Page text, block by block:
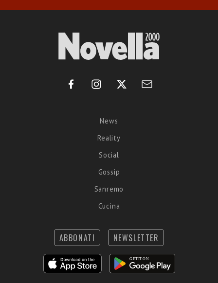
News
Reality
Social
Gossip
Sanremo
Cucina
ABBONATI NEWSLETTER